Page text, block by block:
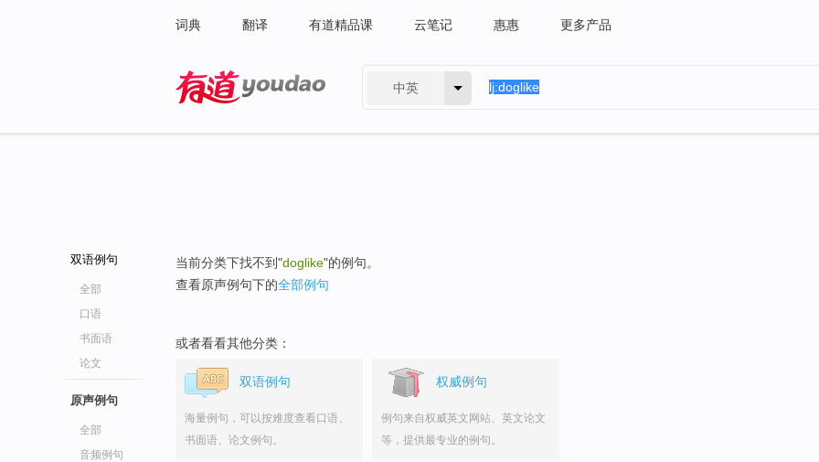
词典 翻译 有道精品课 云笔记 惠惠 更多产品
中英
双语例句
全部
口语
书面语
论文
原声例句
全部
音频例句
当前分类下找不到"doglike"的例句。
查看原声例句下的全部例句
或者看看其他分类：
双语例句
海量例句，可以按难度查看口语、
书面语、论文例句。
权威例句
例句来自权威英文网站、英文论文
等，提供最专业的例句。